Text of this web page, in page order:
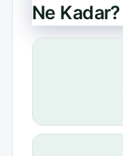
Ne Kadar?